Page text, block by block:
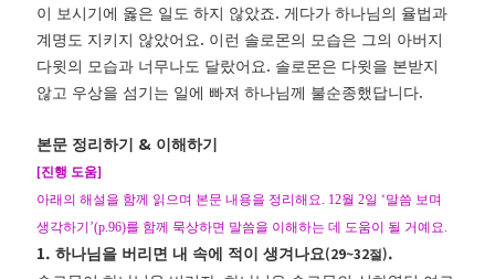
이 보시기에 옳은 일도 하지 않았죠. 게다가 하나님의 율법과
계명도 지키지 않았어요 . 이런 솔로몬의 모습은 그의 아버지
다윗의 모습과 너무나도 달랐어요 . 솔로몬은 다윗을 본받지
않고 우상을 섬기는 일에 빠져 하나님께 불순종했답니다.
본문 정리하기 & 이해하기
[진행 도움]
아래의 해설을 함께 읽으며 본문 내용을 정리해요
. 12월2일 ‘말씀 보며
생각하기’(p.96)를 함께 묵상하면 말씀을 이해하는 데 도움이 될 거예요
1.하나님을 버리면 내 속에 적이 생겨나요(29~32절).